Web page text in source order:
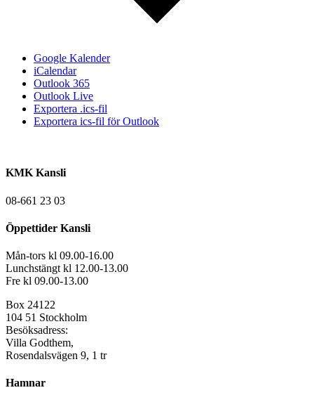
Google Kalender
iCalendar
Outlook 365
Outlook Live
Exportera .ics-fil
Exportera ics-fil för Outlook
KMK Kansli
08-661 23 03
Öppettider Kansli
Mån-tors kl 09.00-16.00
Lunchstängt kl 12.00-13.00
Fre kl 09.00-13.00
Box 24122
104 51 Stockholm
Besöksadress:
Villa Godthem,
Rosendalsvägen 9, 1 tr
Hamnar